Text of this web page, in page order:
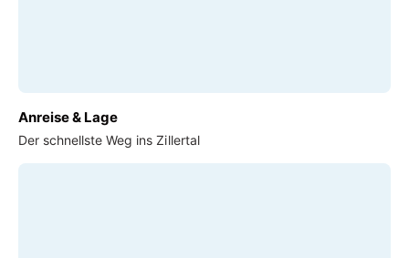
Anreise & Lage
Der schnellste Weg ins Zillertal